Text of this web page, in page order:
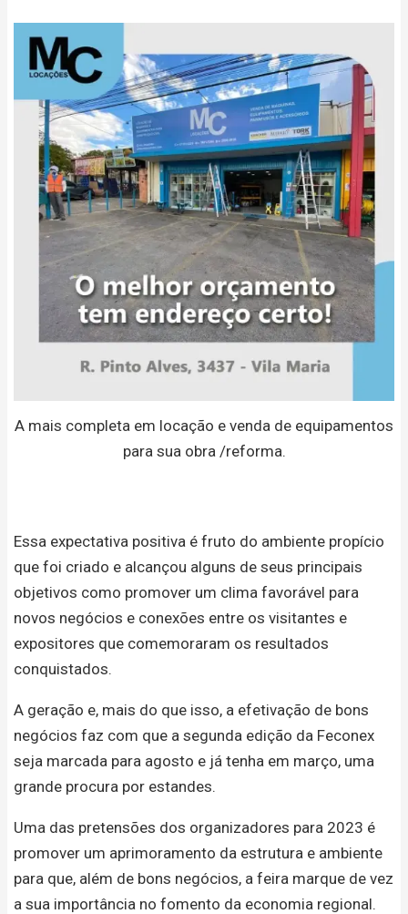
A mais completa em locação e venda de equipamentos
para sua obra /reforma.
Essa expectativa positiva é fruto do ambiente propício
que foi criado e alcançou alguns de seus principais
objetivos como promover um clima favorável para
novos negócios e conexões entre os visitantes e
expositores que comemoraram os resultados
conquistados.
A geração e, mais do que isso, a efetivação de bons
negócios faz com que a segunda edição da Feconex
seja marcada para agosto e já tenha em março, uma
grande procura por estandes.
Uma das pretensões dos organizadores para 2023 é
promover um aprimoramento da estrutura e ambiente
para que, além de bons negócios, a feira marque de vez
a sua importância no fomento da economia regional.